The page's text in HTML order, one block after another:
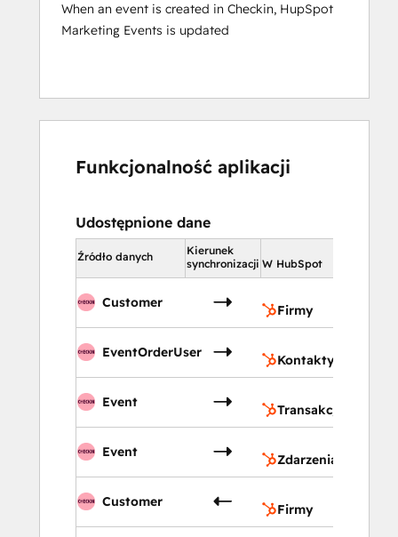
When an event is created in Checkin, HupSpot
Marketing Events is updated
Funkcjonalność aplikacji
Udostępnione dane
Źródło danych
Kierunek
synchronizacji W HubSpot
Customer
Firmy
EventOrderUser
Kontakty
Event
Transakcje
Event
Zdarzenia
Customer
Firmy